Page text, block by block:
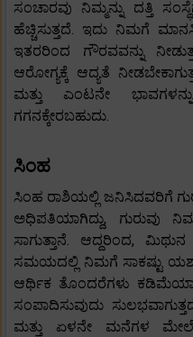
ಸಂಚಾರವು ನಿಮ್ಮನ್ನು ದತ್ತಿ
ಹೆಚ್ಚಿಸುತ್ತದೆ. ಇದು ನಿಮಗೆ
ಇತರರಿಂದ ಗೌರವವನ್ನು
ಆರೋಗ್ಯಕ್ಕೆ ಆದ್ಯತೆ
ಮತ್ತು ಎಂಟನೇ
ಗಗನಕ್ಕೇರಬಹುದು.
ಸಿಂಹ
ಸಿಂಹ ರಾಶಿಯಲ್ಲಿ ಜನಿಸಿದವರಿಗೆ
ಅಧಿಪತಿಯಾಗಿದ್ದು, ಗುರುವು
ಸಾಗುತ್ತಾನೆ. ಆದ್ದರಿಂದ,
ಸಮಯದಲ್ಲಿ ನಿಮಗೆ ಸಾಕಷ್ಟು
ಆರ್ಥಿಕ ತೊಂದರೆಗಳು
ಸಂಪಾದಿಸುವುದು
ಮತ್ತು ಏಳನೇ ಮನೆಗಳ ಮೇಲೆ